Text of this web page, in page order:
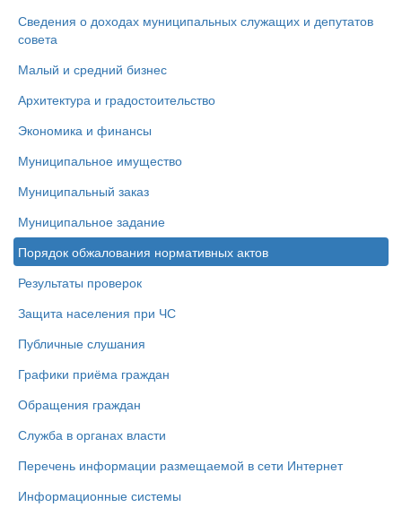
Сведения о доходах муниципальных служащих и депутатов
совета
Малый и средний бизнес
Архитектура и градостоительство
Экономика и финансы
Муниципальное имущество
Муниципальный заказ
Муниципальное задание
Порядок обжалования нормативных актов
Результаты проверок
Защита населения при ЧС
Публичные слушания
Графики приёма граждан
Обращения граждан
Служба в органах власти
Перечень информации размещаемой в сети Интернет
Информационные системы